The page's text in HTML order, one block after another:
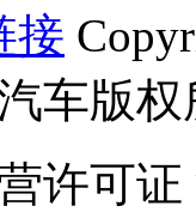
接
车版
许可证